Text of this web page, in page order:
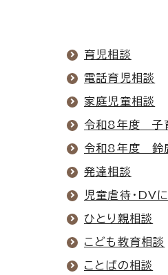
育児相談
電話育児相談
家庭児童相談
令和8年度 子
令和8年度 鈴
発達相談
児童虐待・DV
ひとり親相談
こども教育相談
ことばの相談